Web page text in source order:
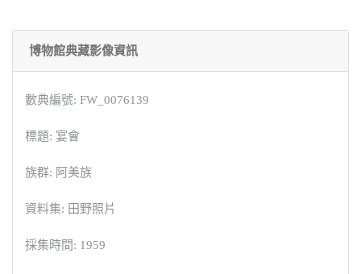
博物館典藏影像資訊
數典編號: FW_0076139
標題: 宴會
族群: 阿美族
資料集: 田野照片
採集時間: 1959